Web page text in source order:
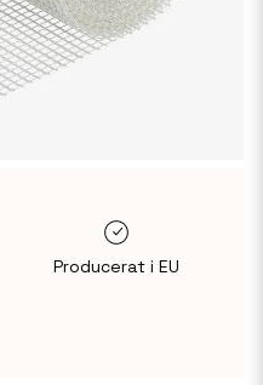
Producerat i EU